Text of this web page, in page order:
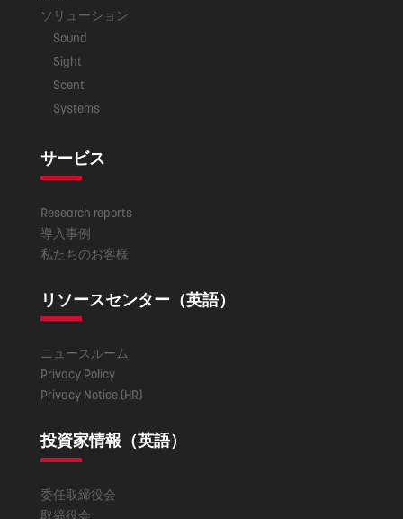
ソリューション
Sound
Sight
Scent
Systems
サービス
Research reports
導入事例
私たちのお客様
リソースセンター（英語）
ニュースルーム
Privacy Policy
Privacy Notice (HR)
投資家情報（英語）
委任取締役会
取締役会